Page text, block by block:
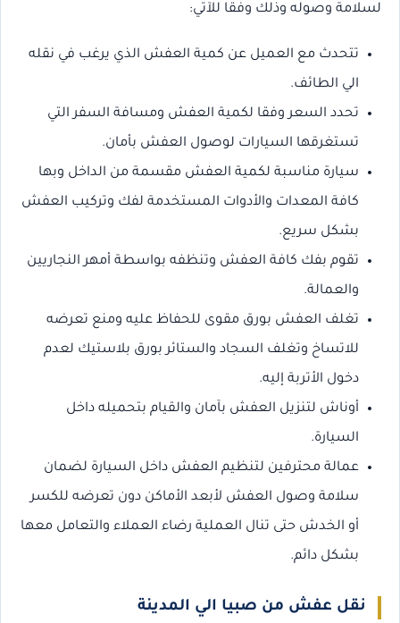
لسلامة وصوله وذلك وفقا للآتي:
تتحدث مع العميل عن كمية العفش الذي يرغب في نقله
الي الطائف.
تحدد السعر وفقا لكمية العفش ومسافة السفر التي
تستغرقها السيارات لوصول العفش بأمان.
سيارة مناسبة لكمية العفش مقسمة من الداخل وبها
كافة المعدات والأدوات المستخدمة لفك وتركيب العفش
بشكل سريع.
تقوم بفك كافة العفش وتنظفه بواسطة أمهر النجاريين
والعمالة.
تغلف العفش بورق مقوى للحفاظ عليه ومنع تعرضه
للاتساخ وتغلف السجاد والستائر بورق بلاستيك لعدم
دخول الأتربة إليه.
أوناش لتنزيل العفش بآمان والقيام بتحميله داخل
السيارة.
عمالة محترفين لتنظيم العفش داخل السيارة لضمان
سلامة وصول العفش لأبعد الأماكن دون تعرضه للكسر
أو الخدش حتى تنال العملية رضاء العملاء والتعامل معها
بشكل دائم.
نقل عفش من صبيا الي المدينة